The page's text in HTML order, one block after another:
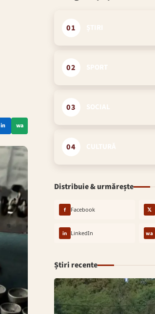
in wa
01
02
03
04
Distribuie & urmărește
f Facebook 𝕏
in LinkedIn wa
Știri recente